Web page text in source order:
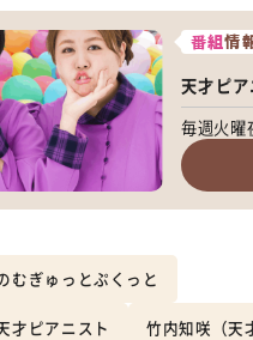
番組情
天才ピ
毎週火曜
むぎゅっとぷくっと
才ピアニスト 竹内知咲（天